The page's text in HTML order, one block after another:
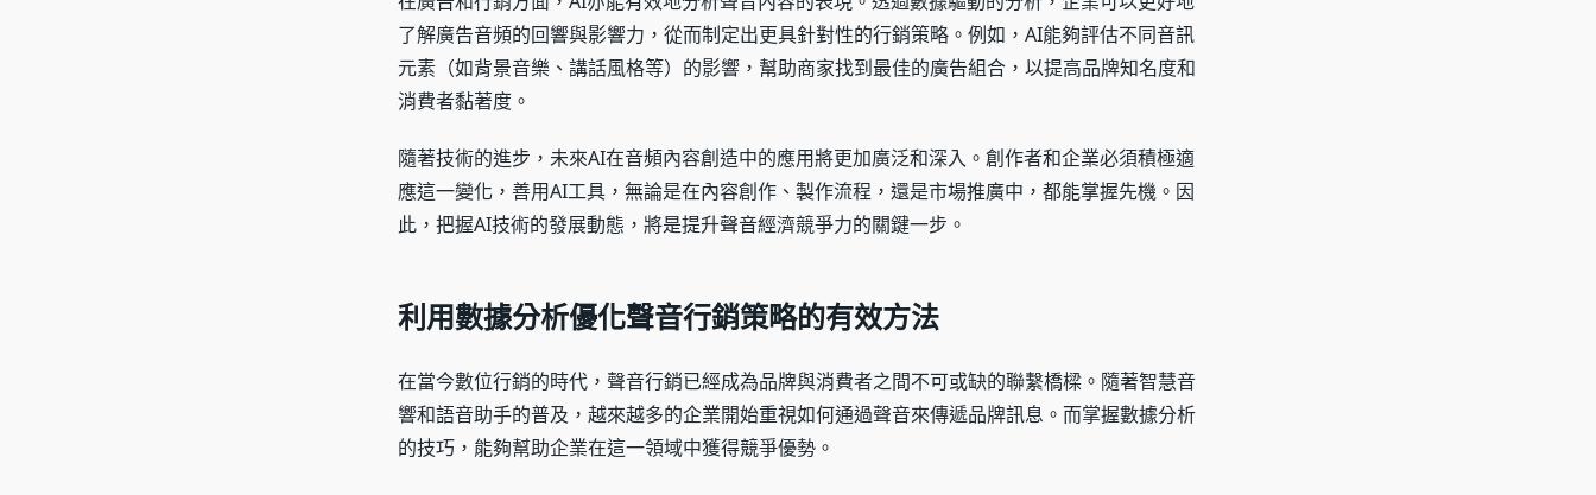
了解廣告音頻的回響與影響力，從而制定出更具針對性的行銷策略。例如，AI能夠評估不同音訊
元素（如背景音樂、講話風格等）的影響，幫助商家找到最佳的廣告組合，以提高品牌知名度和
消費者黏著度。
隨著技術的進步，未來AI在音頻內容創造中的應用將更加廣泛和深入。創作者和企業必須積極適
應這一變化，善用AI工具，無論是在內容創作、製作流程，還是市場推廣中，都能掌握先機。因
此，把握AI技術的發展動態，將是提升聲音經濟競爭力的關鍵一步。
利用數據分析優化聲音行銷策略的有效方法
在當今數位行銷的時代，聲音行銷已經成為品牌與消費者之間不可或缺的聯繫橋樑。隨著智慧音
響和語音助手的普及，越來越多的企業開始重視如何通過聲音來傳遞品牌訊息。而掌握數據分析
的技巧，能夠幫助企業在這一領域中獲得競爭優勢。